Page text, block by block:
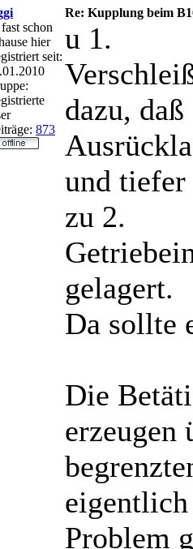
Re: Kupplung beim
schon
hier
seit:
873
u 1.
dazu,
und tiefer
zu 2.
gelagert.
Da sollte
Die
erzeugen
Problem